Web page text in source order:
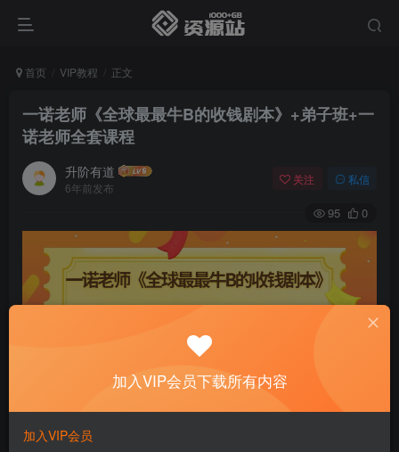
首页 VIP教程 正文
一诺老师《全球最最牛B的收钱剧本》+弟子班+一
诺老师全套课程
升阶有道
6年前发布
关注 私信
95 0
一诺老师全集课程大纲：
加入VIP会员下载所有内容
加入VIP会员